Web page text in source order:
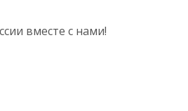
вместе с нами!